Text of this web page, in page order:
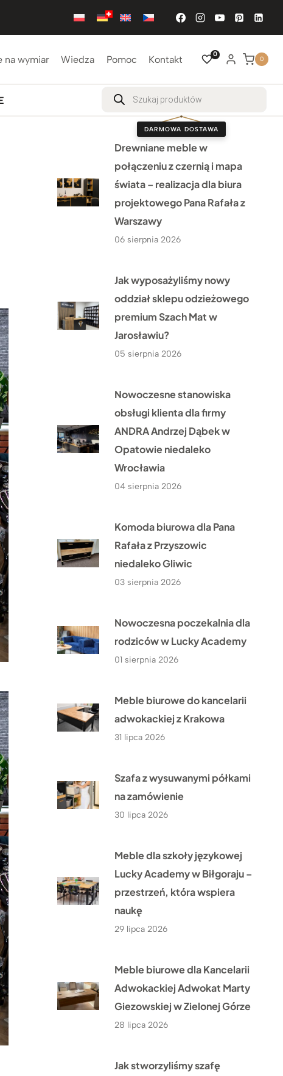
na wymiar Wiedza Pomoc Kontakt 0
0
Wyszukiwarka
produktów
DARMOWA DOSTAWA
Drewniane meble w
połączeniu z czernią i mapa
świata – realizacja dla biura
projektowego Pana Rafała z
Warszawy
06 sierpnia 2026
Jak wyposażyliśmy nowy
oddział sklepu odzieżowego
premium Szach Mat w
Jarosławiu?
05 sierpnia 2026
Nowoczesne stanowiska
obsługi klienta dla firmy
ANDRA Andrzej Dąbek w
Opatowie niedaleko
Wrocławia
04 sierpnia 2026
Komoda biurowa dla Pana
Rafała z Przyszowic
niedaleko Gliwic
03 sierpnia 2026
Nowoczesna poczekalnia dla
rodziców w Lucky Academy
01 sierpnia 2026
Meble biurowe do kancelarii
adwokackiej z Krakowa
31 lipca 2026
Szafa z wysuwanymi półkami
na zamówienie
30 lipca 2026
Meble dla szkoły językowej
Lucky Academy w Biłgoraju –
przestrzeń, która wspiera
naukę
29 lipca 2026
Meble biurowe dla Kancelarii
Adwokackiej Adwokat Marty
Giezowskiej w Zielonej Górze
28 lipca 2026
Jak stworzyliśmy szafę